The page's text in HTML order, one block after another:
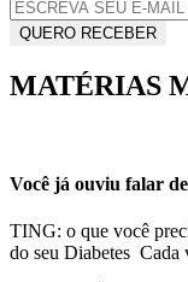
MATÉRIAS
Você já ouviu falar
TING: o que você
do seu Diabetes Cada